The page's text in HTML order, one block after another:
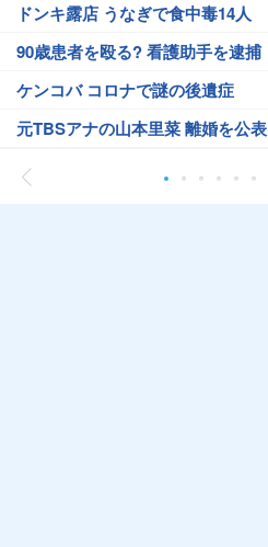
ドンキ露店 うなぎで食中毒14人
90歳患者を殴る? 看護助手を逮捕
ケンコバ コロナで謎の後遺症
元TBSアナの山本里菜 離婚を公表